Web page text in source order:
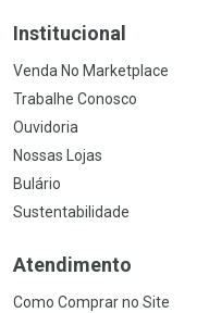
Institucional
Venda No Marketplace
Trabalhe Conosco
Ouvidoria
Nossas Lojas
Bulário
Sustentabilidade
Atendimento
Como Comprar no Site